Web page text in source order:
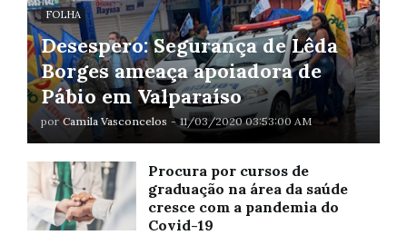
FOLHA
Desespero: Segurança de Lêda
Borges ameaça apoiadora de
Pábio em Valparaíso
por Camila Vasconcelos - 11/03/2020 03:53:00 AM
Procura por cursos de
graduação na área da saúde
cresce com a pandemia do
Covid-19